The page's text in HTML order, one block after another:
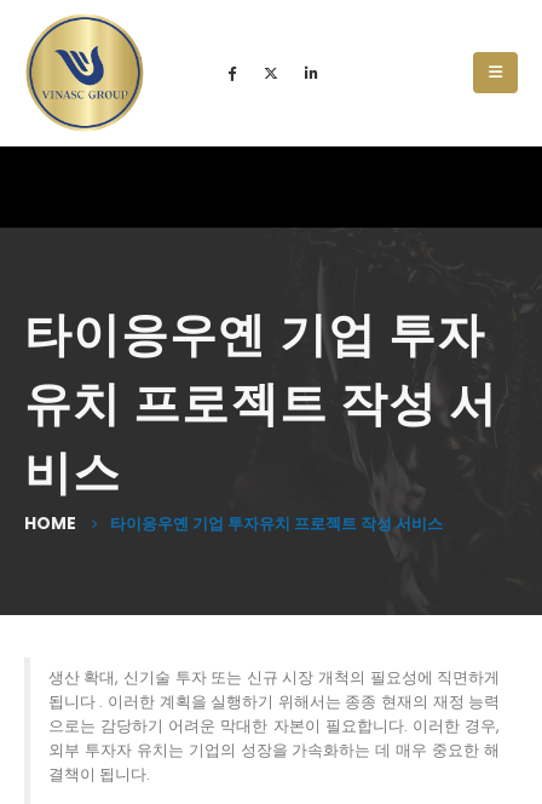
타이응우옌 기업 투자
유치 프로젝트 작성 서
비스
HOME 타이응우옌 기업 투자유치 프로젝트 작성 서비스
생산 확대, 신기술 투자 또는 신규 시장 개척의 필요성에 직면하게
됩니다 . 이러한 계획을 실행하기 위해서는 종종 현재의 재정 능력
으로는 감당하기 어려운 막대한 자본이 필요합니다. 이러한 경우,
외부 투자자 유치는 기업의 성장을 가속화하는 데 매우 중요한 해
결책이 됩니다.